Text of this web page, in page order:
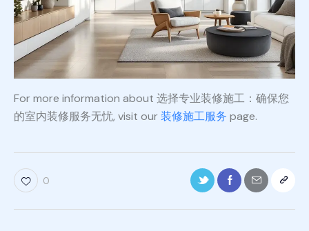
For more information about 选择专业装修施工：确保您
的室内装修服务无忧, visit our装修施工服务 page.
0